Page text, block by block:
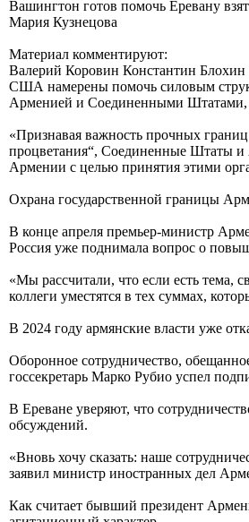
Вашингтон готов помочь Еревану
Мария Кузнецова
Материал комментируют:
Валерий Коровин Константин Блохин
США намерены помочь силовым
Арменией и Соединенными Штатами,
«Признавая важность прочных
процветания“, Соединенные Штаты и
Армении с целью принятия этими
Охрана государственной границы
В конце апреля премьер-министр
Россия уже поднимала вопрос о
«Мы рассчитали, что если есть тема,
коллеги уместятся в тех суммах,
В 2024 году армянские власти уже
Оборонное сотрудничество,
госсекретарь Марко Рубио успел
В Ереване уверяют, что
обсуждений.
«Вновь хочу сказать: наше
заявил министр иностранных дел
Как считает бывший президент